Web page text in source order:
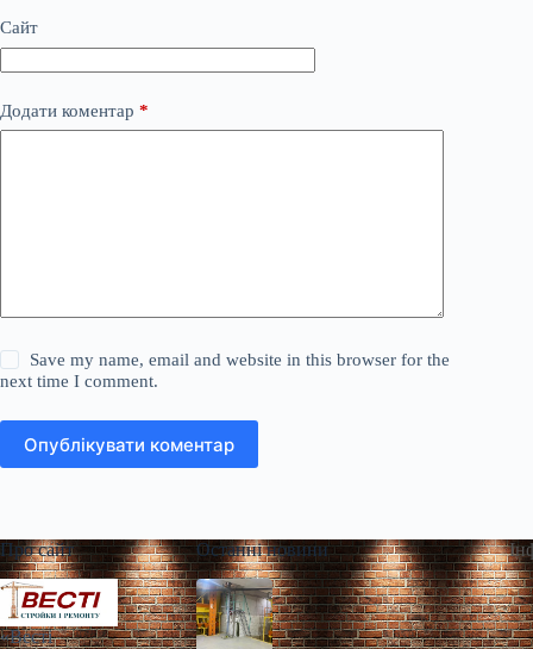
Сайт
Додати коментар *
Save my name, email and website in this browser for the
next time I comment.
Опублікувати коментар
Про сайт
«Весті
Останні новини